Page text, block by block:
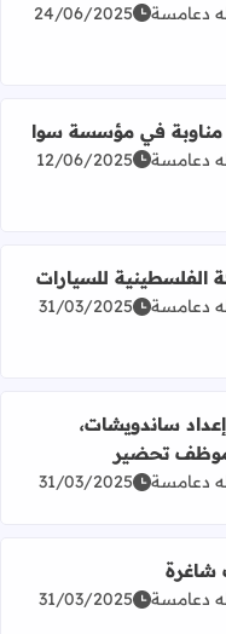
وموارد بشرية
دعامسة 24/06/2025
مناوبة في مؤسسة سوا
في مؤسسة سوا
دعامسة 12/06/2025
الفلسطينية للسيارات
الفلسطينية للسيارات
دعامسة 31/03/2025
إعداد ساندويشات، موظف
ساندويشات،
تحضير
دعامسة 31/03/2025
شاغرة
دعامسة 31/03/2025